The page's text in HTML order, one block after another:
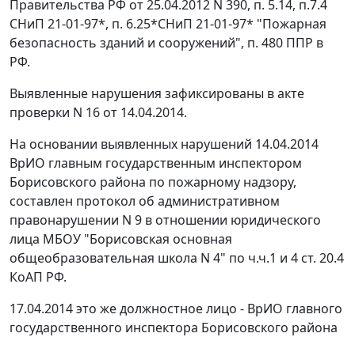
Правительства РФ от 25.04.2012 N 390, п. 5.14, п.7.4
СНиП 21-01-97*, п. 6.25*СНиП 21-01-97* "Пожарная
безопасность зданий и сооружений", п. 480 ППР в
РФ.
Выявленные нарушения зафиксированы в акте
проверки N 16 от 14.04.2014.
На основании выявленных нарушений 14.04.2014
ВрИО главным государственным инспектором
Борисовского района по пожарному надзору,
составлен протокол об административном
правонарушении N 9 в отношении юридического
лица МБОУ "Борисовская основная
общеобразовательная школа N 4" по ч.ч.1 и 4 ст. 20.4
КоАП РФ.
17.04.2014 это же должностное лицо - ВрИО главного
государственного инспектора Борисовского района